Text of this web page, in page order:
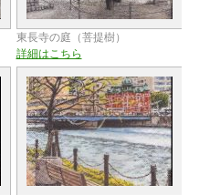
東長寺の庭（菩提樹）
詳細はこちら